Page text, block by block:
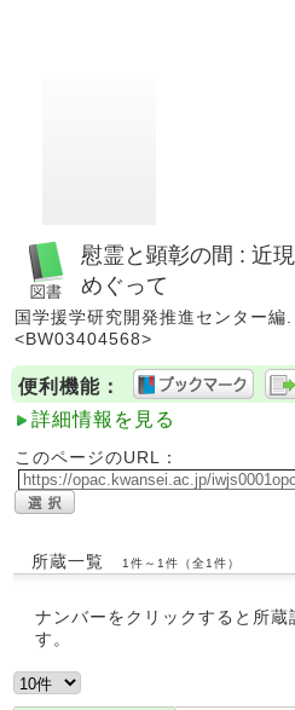
慰霊と顕彰の間 : 近
めぐって
国学援学研究開発推進センター
<BW03404568>
便利機能：
詳細情報を見る
このページのURL：
所蔵一覧 1件～1件（全1件）
ナンバーをクリックすると所蔵
す。